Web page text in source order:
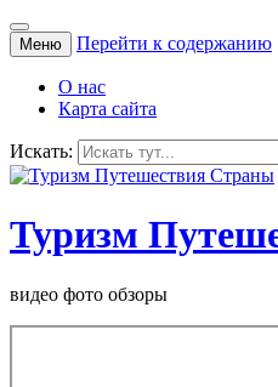
Меню Перейти к содержанию
О нас
Карта сайта
Искать:
Туризм
видео фото обзоры